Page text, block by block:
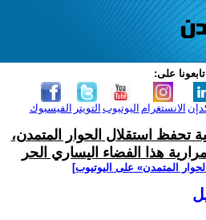
تابعونا على:
الفيسبوك التويتر اليوتيوب الانستغرام
تحفظ استقلال الحوار المتمدن،
هذا الفضاء اليساري الحر
المتمدن» على اليوتيوب]